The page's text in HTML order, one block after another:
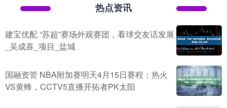
热点资讯
建宝优配 “苏超”赛场外观赛团，看球交友话发展
_吴成喜_项目_盐城
国融资管 NBA附加赛明天4月15日赛程：热火
VS黄蜂，CCTV5直播开拓者PK太阳